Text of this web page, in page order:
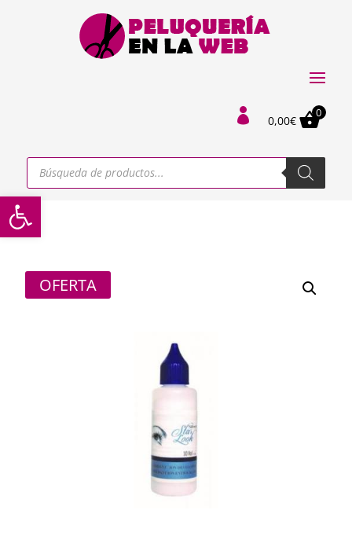
Abrir barra de herramientas
 0,00€
0
Búsqueda
productos
OFERTA